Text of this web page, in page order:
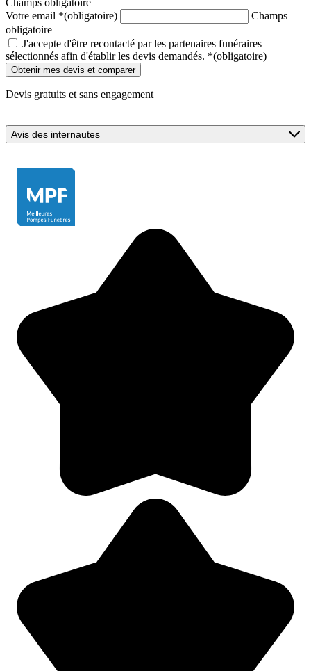
Champs obligatoire
Votre email *(obligatoire)
Champs
obligatoire
J'accepte d'être recontacté par les partenaires funéraires
sélectionnés afin d'établir les devis demandés. *(obligatoire)
Devis gratuits et sans engagement
Avis des internautes